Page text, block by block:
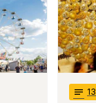
notes 13